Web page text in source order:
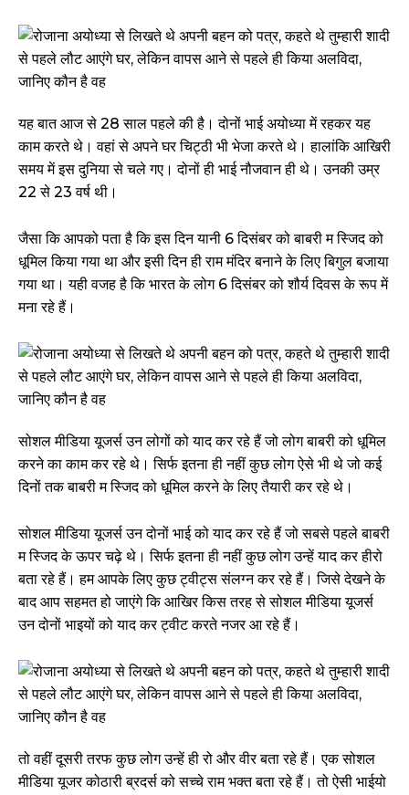
यह बात आज से 28 साल पहले की है। दोनों भाई अयोध्या में रहकर यह
काम करते थे। वहां से अपने घर चिट्ठी भी भेजा करते थे। हालांकि आखिरी
समय में इस दुनिया से चले गए। दोनों ही भाई नौजवान ही थे। उनकी उम्र
22 से 23 वर्ष थी।
जैसा कि आपको पता है कि इस दिन यानी 6 दिसंबर को बाबरी म स्जिद को
धूमिल किया गया था और इसी दिन ही राम मंदिर बनाने के लिए बिगुल बजाया
गया था। यही वजह है कि भारत के लोग 6 दिसंबर को शौर्य दिवस के रूप में
मना रहे हैं।
सोशल मीडिया यूजर्स उन लोगों को याद कर रहे हैं जो लोग बाबरी को धूमिल
करने का काम कर रहे थे। सिर्फ इतना ही नहीं कुछ लोग ऐसे भी थे जो कई
दिनों तक बाबरी म स्जिद को धूमिल करने के लिए तैयारी कर रहे थे।
सोशल मीडिया यूजर्स उन दोनों भाई को याद कर रहे हैं जो सबसे पहले बाबरी
म स्जिद के ऊपर चढ़े थे। सिर्फ इतना ही नहीं कुछ लोग उन्हें याद कर हीरो
बता रहे हैं। हम आपके लिए कुछ ट्वीट्स संलग्न कर रहे हैं। जिसे देखने के
बाद आप सहमत हो जाएंगे कि आखिर किस तरह से सोशल मीडिया यूजर्स
उन दोनों भाइयों को याद कर ट्वीट करते नजर आ रहे हैं।
तो वहीं दूसरी तरफ कुछ लोग उन्हें ही रो और वीर बता रहे हैं। एक सोशल
मीडिया यूजर कोठारी ब्रदर्स को सच्चे राम भक्त बता रहे हैं। तो ऐसी भाईयो